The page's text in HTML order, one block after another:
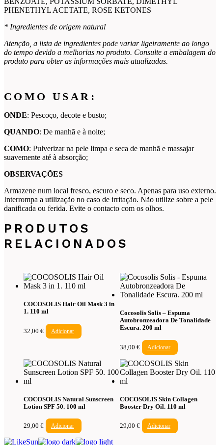
PHENETHYL ACETATE, ROSE KETONES
* Ingredientes de origem natural
Atenção, a lista de ingredientes pode variar ligeiramente ao longo
do tempo devido a melhorias no produto. Consulte a embalagem do
produto para obter as informações mais atualizadas.
COMO USAR:
ONDE: Pescoço, decote e busto;
QUANDO: De manhã e à noite;
COMO: Pulverizar na pele limpa e seca de manhã e massajar
suavemente até à absorção;
OBSERVAÇÕES
Armazene num local fresco, escuro e seco. Apenas para uso externo.
Interrompa a utilização no caso de irritação. Não utilize sobre a pele
danificada ou ferida. Evite o contacto com os olhos.
PRODUTOS
RELACIONADOS
COCOSOLIS Hair Oil Mask 3 in
1. 110 ml
32,00 € Adicionar
Cocosolis Solis – Espuma
Autobronzeadora De Tonalidade
Escura. 200 ml
38,00 € Adicionar
COCOSOLIS Natural Sunscreen
Lotion SPF 50. 100 ml
29,00 € Adicionar
COCOSOLIS Skin Collagen
Booster Dry Oil. 110 ml
29,00 € Adicionar